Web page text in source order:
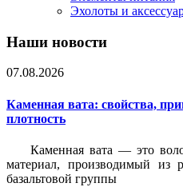
Эхолоты и
Наши новости
07.08.2026
Каменная вата: свойства,
плотность
Каменная вата — это
материал, производимый из
базальтовой группы